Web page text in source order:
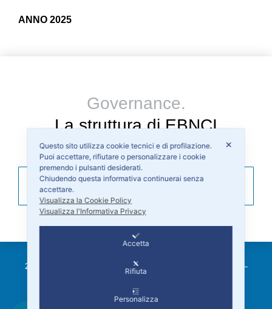
ANNO 2025
Governance.
La struttura di EBNCI
2026 © EBNCI Ente Bilaterale Nazionale Consorzi Irrigui –
Informativa Privacy|Cookie Policy
✕
Questo sito utilizza cookie tecnici e di profilazione.
Puoi accettare, rifiutare o personalizzare i cookie
premendo i pulsanti desiderati.
Chiudendo questa informativa continuerai senza
accettare.
Visualizza la Cookie Policy
Visualizza l'Informativa Privacy
Accetta
Rifiuta
Personalizza